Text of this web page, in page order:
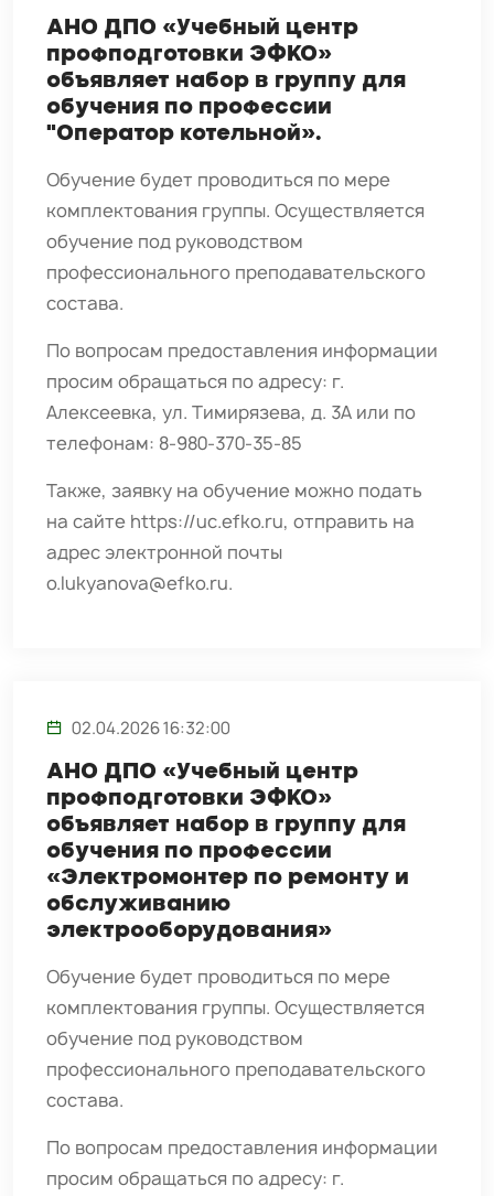
АНО ДПО «Учебный центр
профподготовки ЭФКО»
объявляет набор в группу для
обучения по профессии
"Оператор котельной».
Обучение будет проводиться по мере
комплектования группы. Осуществляется
обучение под руководством
профессионального преподавательского
состава.
По вопросам предоставления информации
просим обращаться по адресу: г.
Алексеевка, ул. Тимирязева, д. 3А или по
телефонам: 8-980-370-35-85
Также, заявку на обучение можно подать
на сайте https://uc.efko.ru, отправить на
адрес электронной почты
o.lukyanova@efko.ru.
02.04.2026 16:32:00
АНО ДПО «Учебный центр
профподготовки ЭФКО»
объявляет набор в группу для
обучения по профессии
«Электромонтер по ремонту и
обслуживанию
электрооборудования»
Обучение будет проводиться по мере
комплектования группы. Осуществляется
обучение под руководством
профессионального преподавательского
состава.
По вопросам предоставления информации
просим обращаться по адресу: г.